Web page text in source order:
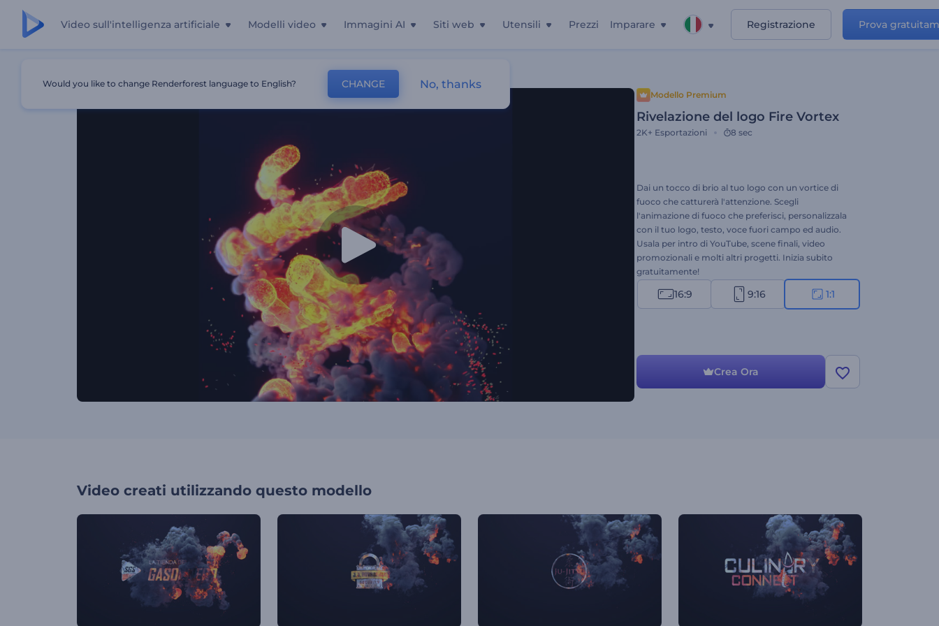
Video sull'intelligenza artificiale Modelli video Immagini AI Siti web Utensili Prezzi Imparare Registrazione Prova
Modello Premium
Rivelazione del logo Fire Vortex
2K+ Esportazioni 8 sec
Dai un tocco di brio al tuo logo con un vortice di
fuoco che catturerà l'attenzione. Scegli
l'animazione di fuoco che preferisci, personalizzala
con il tuo logo, testo, voce fuori campo ed audio.
Usala per intro di YouTube, scene finali, video
promozionali e molti altri progetti. Inizia subito
gratuitamente!
16:9 9:16 1:1
Crea Ora
Video creati utilizzando questo modello
Would you like to change Renderforest language to English? CHANGE No, thanks